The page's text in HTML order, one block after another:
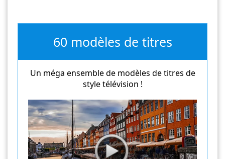
60 modèles de titres
Un méga ensemble de modèles de titres de
style télévision !